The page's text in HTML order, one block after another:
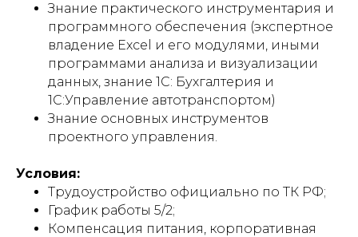
Знание практического инструментария и
программного обеспечения (экспертное
владение Excel и его модулями, иными
программами анализа и визуализации
данных, знание 1С: Бухгалтерия и
1С:Управление автотранспортом)
Знание основных инструментов
проектного управления.
Условия:
Трудоустройство официально по ТК РФ;
График работы 5/2;
Компенсация питания, корпоративная